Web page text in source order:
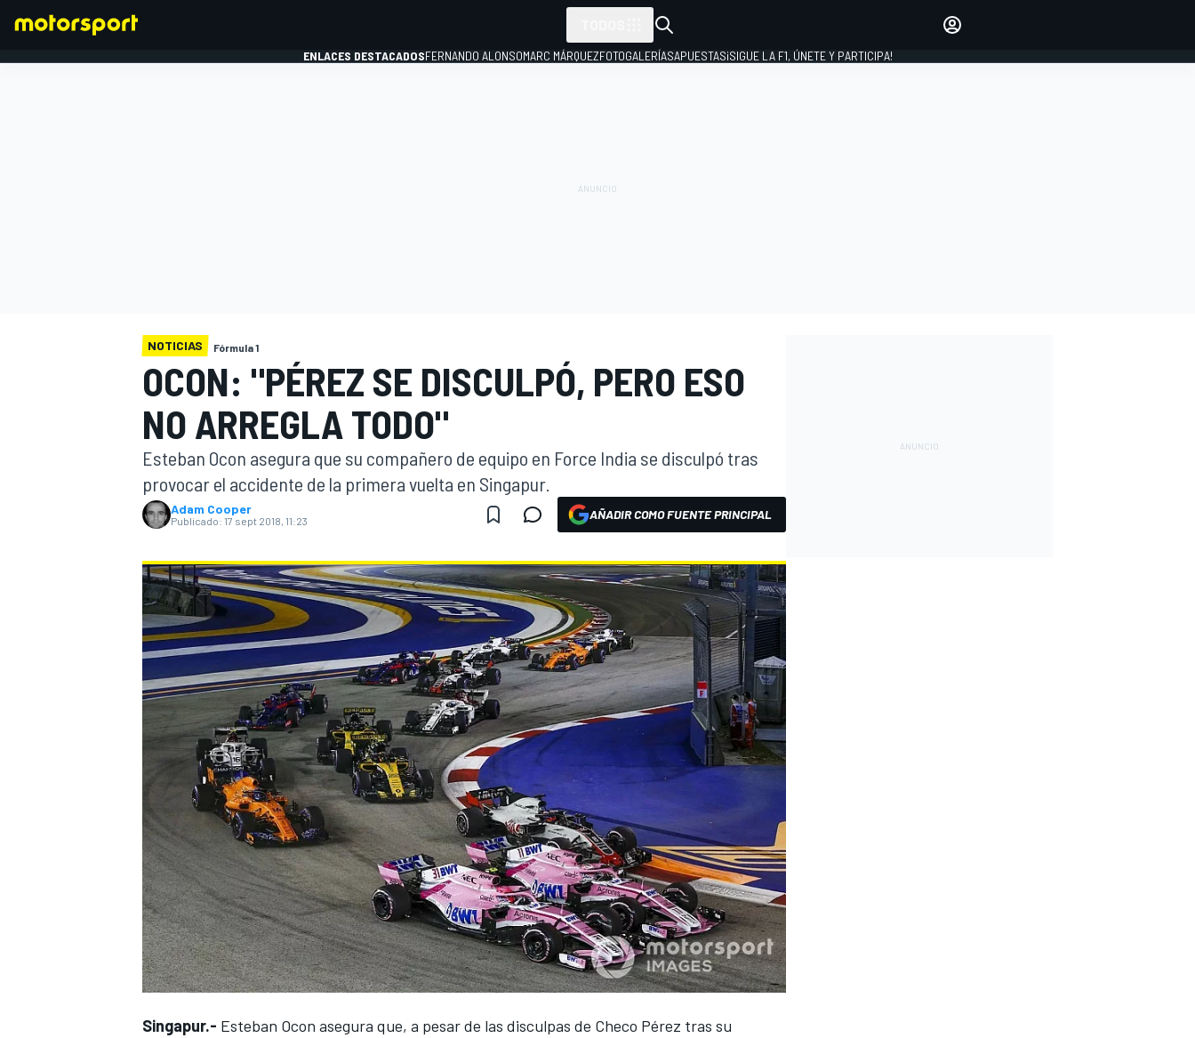
WEC FÓRMULA E
ENLACES DESTACADOSFERNANDO ALONSOMARC MÁRQUEZFOTOGALERÍASAPUESTAS¡SIGUE LA F1, ÚNETE Y PARTICIPA!
NOTICIAS Fórmula 1
OCON: "PÉREZ SE DISCULPÓ, PERO ESO
NO ARREGLA TODO"
Esteban Ocon asegura que su compañero de equipo en Force India se disculpó tras
provocar el accidente de la primera vuelta en Singapur.
Adam Cooper
Publicado: 17 sept 2018, 11:23 AÑADIR COMO FUENTE PRINCIPAL
Singapur.- Esteban Ocon asegura que, a pesar de las disculpas de Checo Pérez tras su